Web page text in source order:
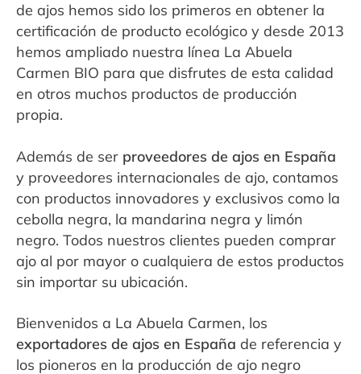
de ajos hemos sido los primeros en obtener la
certificación de producto ecológico y desde 2013
hemos ampliado nuestra línea La Abuela
Carmen BIO para que disfrutes de esta calidad
en otros muchos productos de producción
propia.
Además de ser proveedores de ajos en España
y proveedores internacionales de ajo, contamos
con productos innovadores y exclusivos como la
cebolla negra, la mandarina negra y limón
negro. Todos nuestros clientes pueden comprar
ajo al por mayor o cualquiera de estos productos
sin importar su ubicación.
Bienvenidos a La Abuela Carmen, los
exportadores de ajos en España de referencia y
los pioneros en la producción de ajo negro